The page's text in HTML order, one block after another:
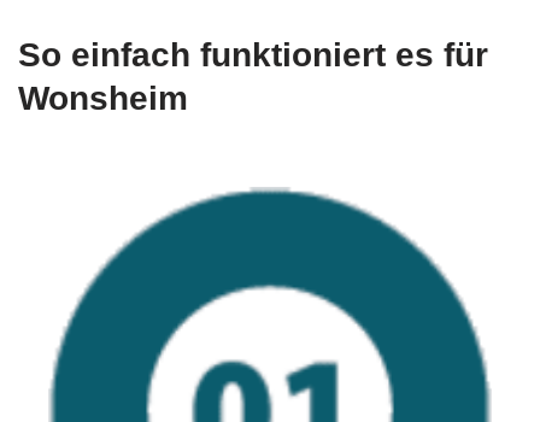
So einfach funktioniert es für
Wonsheim